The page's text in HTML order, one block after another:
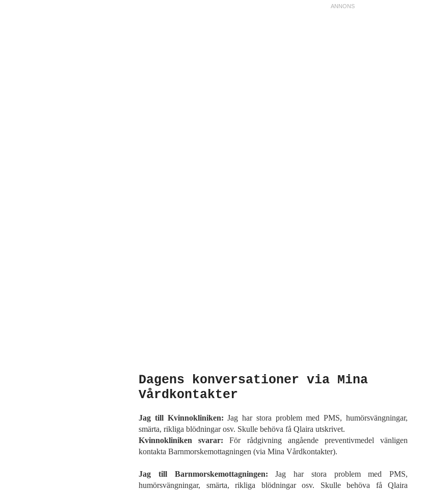
Dagens konversationer via Mina
Vårdkontakter
Jag till Kvinnokliniken: Jag har stora problem med PMS, humörsvängningar,
smärta, rikliga blödningar osv. Skulle behöva få Qlaira utskrivet.
Kvinnokliniken svarar: För rådgivning angående preventivmedel vänligen
kontakta Barnmorskemottagningen (via Mina Vårdkontakter).
Jag till Barnmorskemottagningen: Jag har stora problem med PMS,
humörsvängningar, smärta, rikliga blödningar osv. Skulle behöva få Qlaira